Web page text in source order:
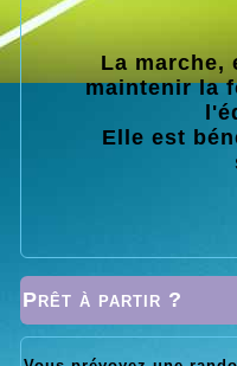
La marche,
maintenir la
Elle est
Prêt à partir ?